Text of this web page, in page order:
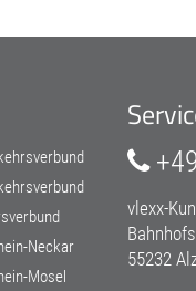
Neckar
Mosel
vlexx-
55232